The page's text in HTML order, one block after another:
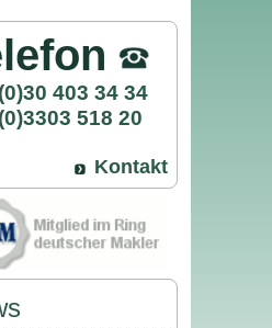
403 34 34
518 20
Kontakt